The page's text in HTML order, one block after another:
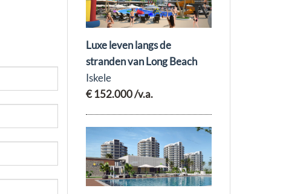
Luxe leven langs de
stranden van Long Beach
Iskele
€ 152.000/v.a.